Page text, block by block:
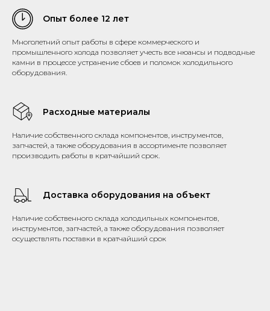
Опыт более 12 лет
Многолетний опыт работы в сфере коммерческого и
промышленного холода позволяет учесть все нюансы и подводные
камни в процессе устранение сбоев и поломок холодильного
оборудования.
Расходные материалы
Наличие собственного склада компонентов, инструментов,
запчастей, а также оборудования в ассортименте позволяет
производить работы в кратчайший срок.
Доставка оборудования на объект
Наличие собственного склада холодильных компонентов,
инструментов, запчастей, а также оборудования позволяет
осуществлять поставки в кратчайший срок